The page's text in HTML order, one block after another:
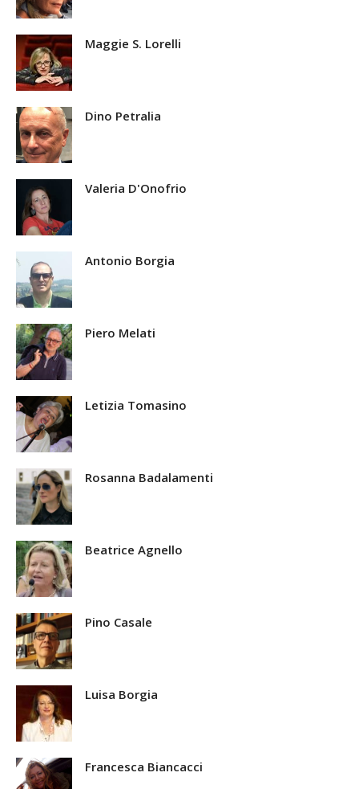
Maggie S. Lorelli
Dino Petralia
Valeria D'Onofrio
Antonio Borgia
Piero Melati
Letizia Tomasino
Rosanna Badalamenti
Beatrice Agnello
Pino Casale
Luisa Borgia
Francesca Biancacci